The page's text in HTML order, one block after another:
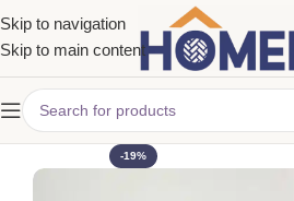
Skip to navigation
Skip to main content
-19%